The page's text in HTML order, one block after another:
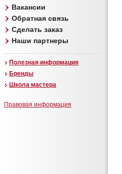
Вакансии
Обратная связь
Сделать заказ
Наши партнеры
Полезная информация
Бренды
Школа мастера
Правовая информация